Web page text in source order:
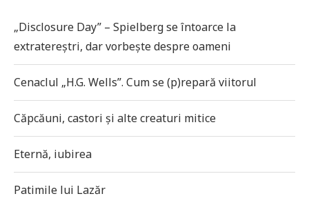
„Disclosure Day” – Spielberg se întoarce la
extratereștri, dar vorbește despre oameni
Cenaclul „H.G. Wells”. Cum se (p)repară viitorul
Căpcăuni, castori și alte creaturi mitice
Eternă, iubirea
Patimile lui Lazăr